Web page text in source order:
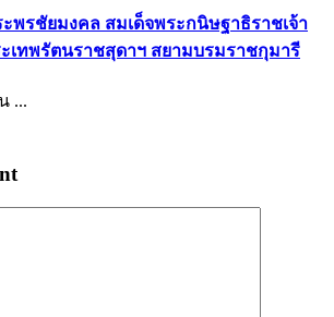
พรชัยมงคล สมเด็จพระกนิษฐาธิราชเจ้า
เทพรัตนราชสุดาฯ สยามบรมราชกุมารี
...